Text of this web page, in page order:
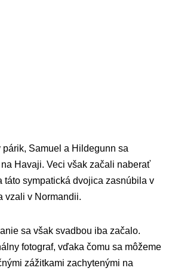
párik, Samuel a Hildegunn sa
Havaji. Veci však začali naberať
táto sympatická dvojica zasnúbila v
vzali v Normandii.
sa však svadbou iba začalo.
fotograf, vďaka čomu sa môžeme
zážitkami zachytenými na